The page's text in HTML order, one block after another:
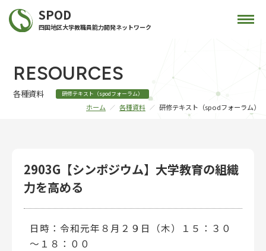
SPOD
四国地区大学教職員能力開発ネットワーク
RESOURCES
各種資料 研修テキスト（spodフォーラム）
ホーム 各種資料 研修テキスト（spodフォーラム）
2903G【シンポジウム】大学教育の組織
力を高める
日時：令和元年８月２９日（木）１５：３０
～１８：００